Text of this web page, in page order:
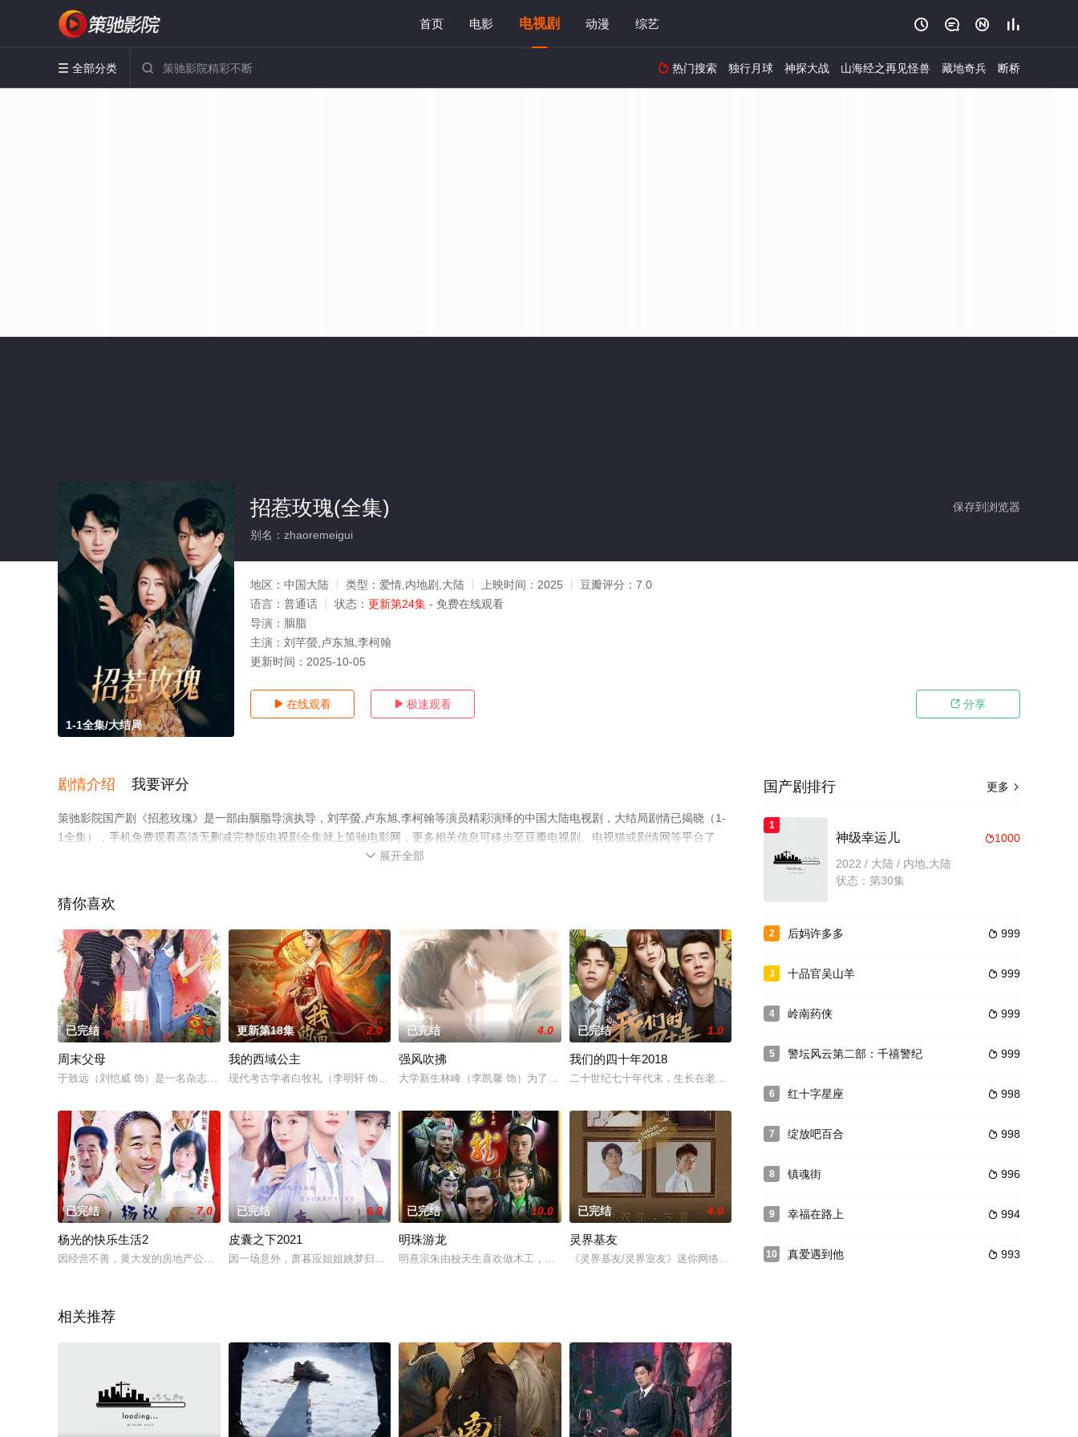
首页 电影 电视剧 动漫 综艺    
 全部分类   热门搜索 独行月球 神探大战 山海经之再见怪兽 藏地奇兵 断桥
1-1全集/大结局
保存到浏览器
招惹玫瑰(全集)
别名：zhaoremeigui
地区： 中国大陆 类型： 爱情,内地剧,大陆 上映时间： 2025 豆瓣评分： 7.0
语言： 普通话 状态： 更新第24集 - 免费在线观看
导演： 胭脂
主演： 刘芊螢,卢东旭,李柯翰
更新时间： 2025-10-05
 在线观看  极速观看  分享
剧情介绍 我要评分
策驰影院国产剧《招惹玫瑰》是一部由胭脂导演执导，刘芊螢,卢东旭,李柯翰等演员精彩演绎的中国大陆电视剧，大结局剧情已揭晓（1-
1全集），手机免费观看高清无删减完整版电视剧全集就上策驰电影网，更多相关信息可移步至豆瓣电视剧、电视猫或剧情网等平台了
 展开全部
猜你喜欢
已完结 6.0
周末父母
于致远（刘恺威 饰）是一名杂志社的编辑，平日里工作繁忙，能够用在私人生活里的时间少得可怜。赵佳妮（王鸥
更新第18集 2.0
我的西域公主
现代考古学者白牧礼（李明轩 饰）研究西域古铃铛意外穿越，邂逅逃婚的西域公主阿依慕（路一萍 饰），白牧礼和
已完结 4.0
强风吹拂
大学新生林峰（李凯馨 饰）为了重振大学登山社，和前登山社成员夏迪（邢昭林 饰）相识，经过一系列的误打误撞
已完结 1.0
我们的四十年2018
二十世纪七十年代末，生长在老北京胡同的少年冯都（金世佳饰）在小伙伴肖战（李茂饰）的家中，初次与电
已完结 7.0
杨光的快乐生活2
因经营不善，黄大发的房地产公司关张大吉。事业上刚刚有点儿起色的杨光（杨议 饰），又再次轮为了失业人员。走
已完结 6.0
皮囊之下2021
因一场意外，萧暮应姐姐姚梦归要求假扮“姚梦归”，从一个外卖员摇身一变成为家喻户晓的演员。发现疑点的陈默决
已完结 10.0
明珠游龙
明熹宗朱由校天生喜欢做木工，一日为刻小像出宫寻找材料，路遇民间木工大赛，技艺出众的朱由校参加比赛，原冠军
已完结 4.0
灵界基友
《灵界基友/灵界室友》迷你网络剧，由李韵铭工作室出品。陆齐铭（赵永奇 饰）和叶小欧（胡旭晨 饰）是在
相关推荐
更多 
国产剧排行
1
1000
神级幸运儿
2022 / 大陆 / 内地,大陆
状态：第30集
2  999
后妈许多多
3  999
十品官吴山羊
4  999
岭南药侠
5  999
警坛风云第二部：千禧警纪
6  998
红十字星座
7  998
绽放吧百合
8  996
镇魂街
9  994
幸福在路上
10  993
真爱遇到他